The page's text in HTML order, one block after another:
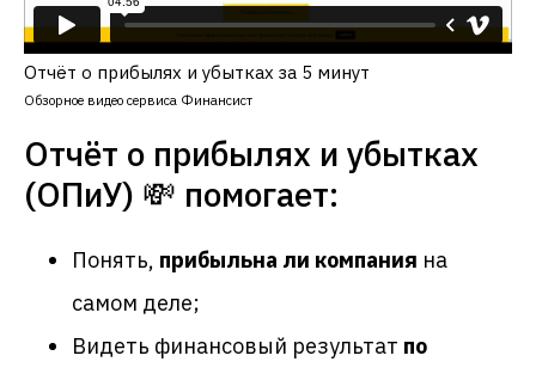
Отчёт о прибылях и убытках за 5 минут
Обзорное видео сервиса Финансист
Отчёт о прибылях и убытках
(ОПиУ) 💸 помогает:
Понять, прибыльна ли компания на
самом деле;
Видеть финансовый результат по
упрощает работу с ОПиУ
Автоматизирует отчёт о ПиУ без Excel